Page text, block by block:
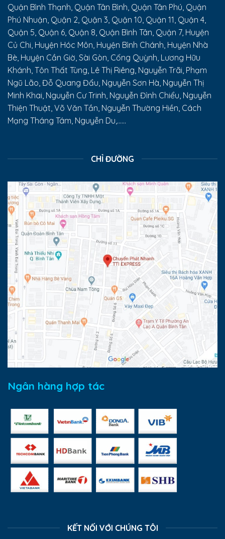
Quận Bình Thạnh, Quận Tân Bình, Quận Tân Phú, Quận
Phú Nhuận, Quận 2, Quận 3, Quận 10, Quận 11, Quận 4,
Quận 5, Quận 6, Quận 8, Quận Bình Tân, Quận 7, Huyện
Củ Chi, Huyện Hóc Môn, Huyện Bình Chánh, Huyện Nhà
Bè, Huyện Cần Giờ, Sài Gòn, Cống Quỳnh, Lương Hữu
Khánh, Tôn Thất Tùng, Lê Thị Riêng, Nguyễn Trãi, Phạm
Ngũ Lão, Đỗ Quang Đẩu, Nguyễn Sơn Hà, Nguyễn Thị
Minh Khai, Nguyễn Cư Trinh, Nguyễn Đình Chiểu, Nguyễn
Thiện Thuật, Võ Văn Tần, Nguyễn Thường Hiền, Cách
Mạng Tháng Tám, Nguyễn Du,......
CHỈ ĐƯỜNG
Ngân hàng hợp tác
KẾT NỐI VỚI CHÚNG TÔI